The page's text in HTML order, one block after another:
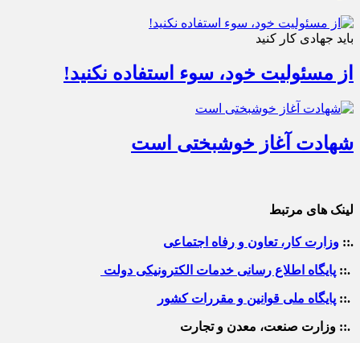
باید جهادی کار کنید
از مسئولیت خود، سوء استفاده نکنید!
شهادت آغاز خوشبختی است
لینک های مرتبط
.:: وزارت کار، تعاون و رفاه اجتماعی
.:: پایگاه اطلاع رسانی خدمات الکترونیکی دولت
.:: پایگاه ملی قوانین و مقررات کشور
.:: وزارت صنعت، معدن و تجارت